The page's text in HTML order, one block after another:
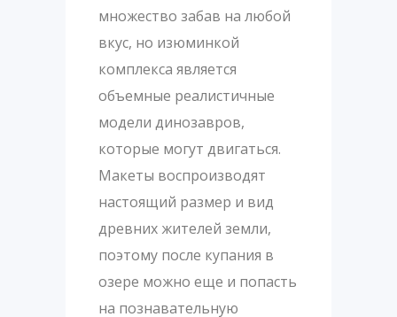
множество забав на любой
вкус, но изюминкой
комплекса является
объемные реалистичные
модели динозавров,
которые могут двигаться.
Макеты воспроизводят
настоящий размер и вид
древних жителей земли,
поэтому после купания в
озере можно еще и попасть
на познавательную